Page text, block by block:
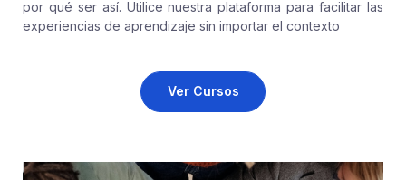
por qué ser así. Utilice nuestra plataforma para facilitar las
experiencias de aprendizaje sin importar el contexto
Ver Cursos